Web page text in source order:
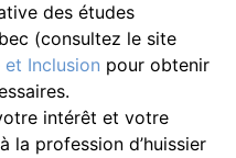
des études
(consultez le site
Inclusion pour obtenir
intérêt et votre
profession d’huissier